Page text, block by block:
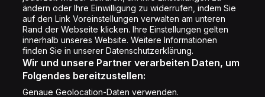
Folge uns
Cookie Einstellung
ändern oder Ihre Einwilligung zu widerrufen, indem Sie
auf den Link Voreinstellungen verwalten am unteren
Rand der Webseite klicken. Ihre Einstellungen gelten
innerhalb unseres Website. Weitere Informationen
finden Sie in unserer Datenschutzerklärung.
Wir und unsere Partner verarbeiten Daten, um
Folgendes bereitzustellen:
Genaue Geolocation-Daten verwenden.